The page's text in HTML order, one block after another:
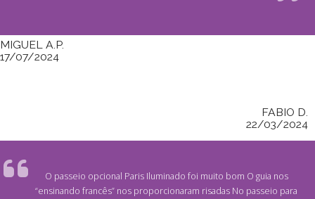
MIGUEL A.P.
17/07/2024
FABIO D.
22/03/2024
O passeio opcional Paris Iluminado foi muito bom O guia nos
“ensinando francês” nos proporcionaram risadas No passeio para